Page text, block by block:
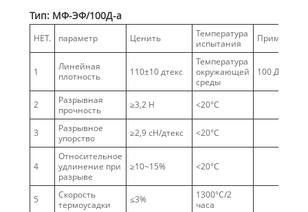
Тип: МФ-ЭФ/100Д-а
НЕТ. параметр Ценить
Температура
испытания
1
Линейная
плотность
110±10 дтекс
Температура
окружающей
среды
100 Д
2
Разрывная
прочность
≥3,2 Н <20°С
3
Разрывное
упорство
≥2,9 сН/дтекс <20°С
4
Относительное
удлинение при
разрыве
≥10~15% <20°С
5
Скорость
термоусадки
≤3%
1300°С/2
часа